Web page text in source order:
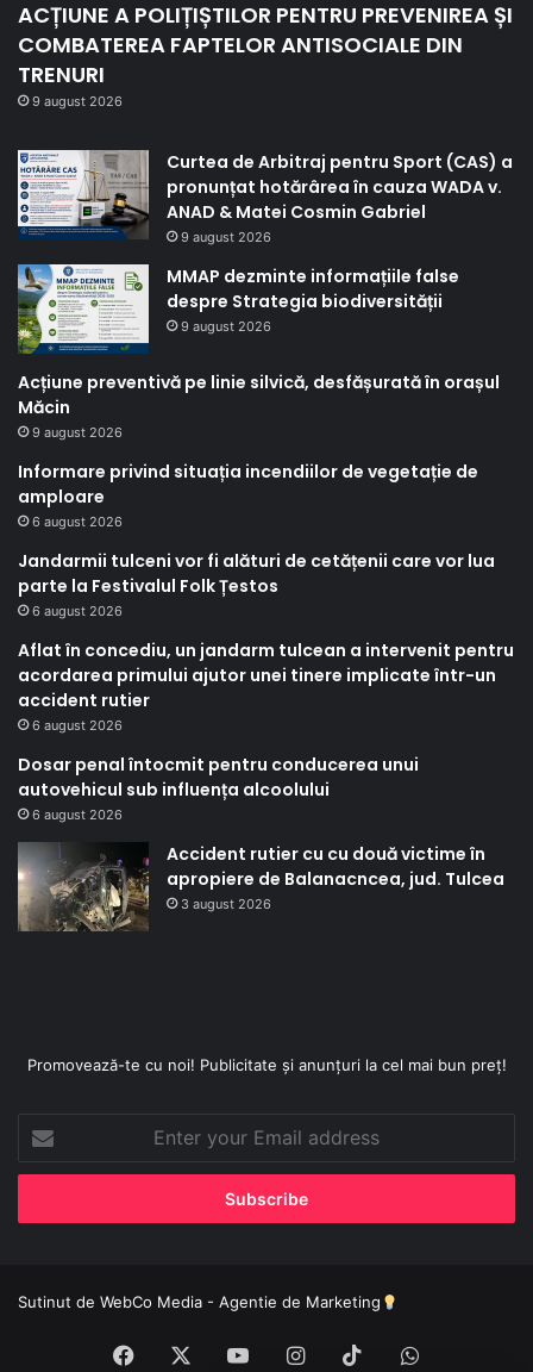
ACȚIUNE A POLIȚIȘTILOR PENTRU PREVENIREA ȘI
COMBATEREA FAPTELOR ANTISOCIALE DIN
TRENURI
9 august 2026
Curtea de Arbitraj pentru Sport (CAS) a
pronunțat hotărârea în cauza WADA v.
ANAD & Matei Cosmin Gabriel
9 august 2026
MMAP dezminte informațiile false
despre Strategia biodiversității
9 august 2026
Acțiune preventivă pe linie silvică, desfășurată în orașul
Măcin
9 august 2026
Informare privind situația incendiilor de vegetație de
amploare
6 august 2026
Jandarmii tulceni vor fi alături de cetățenii care vor lua
parte la Festivalul Folk Țestos
6 august 2026
Aflat în concediu, un jandarm tulcean a intervenit pentru
acordarea primului ajutor unei tinere implicate într-un
accident rutier
6 august 2026
Dosar penal întocmit pentru conducerea unui
autovehicul sub influența alcoolului
6 august 2026
Accident rutier cu cu două victime în
apropiere de Balanacncea, jud. Tulcea
3 august 2026
Promovează-te cu noi! Publicitate și anunțuri la cel mai bun preț!
Enter
your
Email
Sutinut de WebCo Media - Agentie de Marketing
Facebook YouTubeInstagram
TikTokWhatsApp